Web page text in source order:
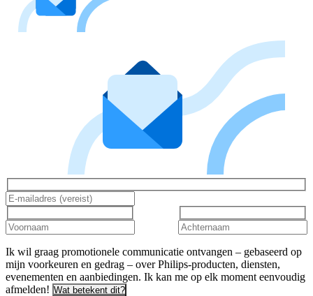
Ik wil graag promotionele communicatie ontvangen – gebaseerd op
mijn voorkeuren en gedrag – over Philips-producten, diensten,
evenementen en aanbiedingen. Ik kan me op elk moment eenvoudig
afmelden! Wat betekent dit?